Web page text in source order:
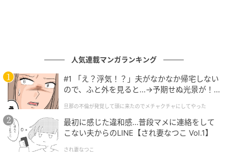
人気連載マンガランキング
#1 「え？浮気！？」夫がなかなか帰宅しない
ので、ふと外を見ると…→予期せぬ光景が！
クチャにしてやった
旦那の不倫が発覚して頭に来たのでメチャクチャにしてやった
最初に感じた違和感…普段マメに連絡をして
こない夫からのLINE【され妻なつこ Vol.1】
され妻なつこ